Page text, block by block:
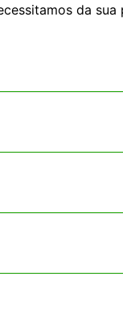
da sua